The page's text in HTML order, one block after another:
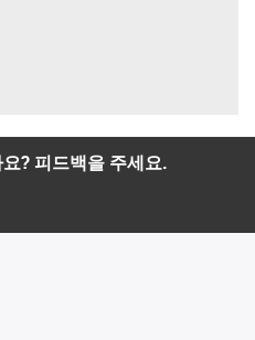
? 피드백을 주세요.